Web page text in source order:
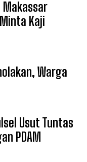
Makassar
Kaji
Warga
Usut Tuntas
PDAM